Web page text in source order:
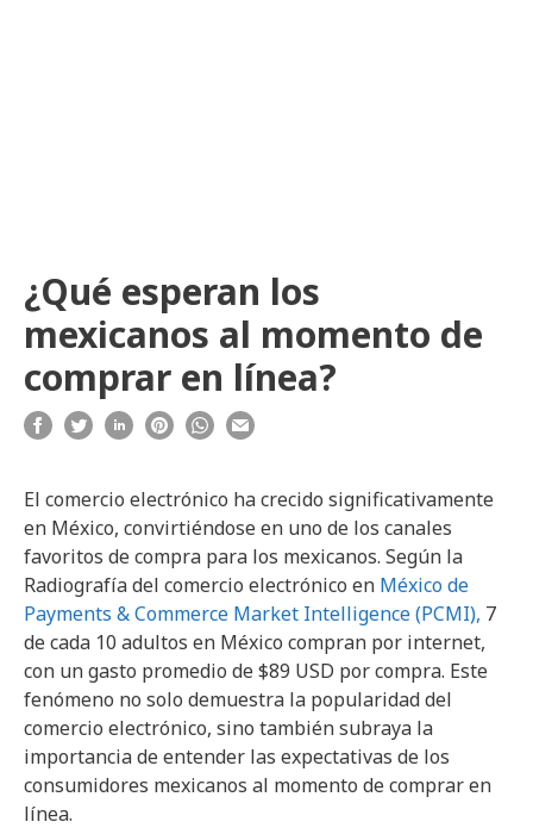
¿Qué esperan los
mexicanos al momento de
comprar en línea?
El comercio electrónico ha crecido significativamente
en México, convirtiéndose en uno de los canales
favoritos de compra para los mexicanos. Según la
Radiografía del comercio electrónico en México de
Payments & Commerce Market Intelligence (PCMI), 7
de cada 10 adultos en México compran por internet,
con un gasto promedio de $89 USD por compra. Este
fenómeno no solo demuestra la popularidad del
comercio electrónico, sino también subraya la
importancia de entender las expectativas de los
consumidores mexicanos al momento de comprar en
línea.